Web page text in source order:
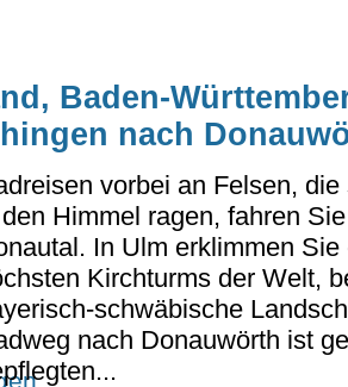
Baden-
nach
vorbei an Felsen,
Himmel ragen, fahren
In Ulm erklimmen
Kirchturms der Welt,
schwäbische
nach Donauwörth ist